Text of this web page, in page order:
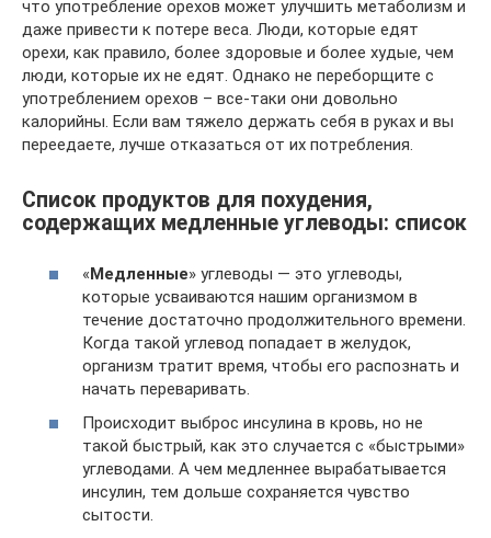
что употребление орехов может улучшить метаболизм и
даже привести к потере веса. Люди, которые едят
орехи, как правило, более здоровые и более худые, чем
люди, которые их не едят. Однако не переборщите с
употреблением орехов – все-таки они довольно
калорийны. Если вам тяжело держать себя в руках и вы
переедаете, лучше отказаться от их потребления.
Список продуктов для похудения,
содержащих медленные углеводы: список
«Медленные» углеводы — это углеводы,
которые усваиваются нашим организмом в
течение достаточно продолжительного времени.
Когда такой углевод попадает в желудок,
организм тратит время, чтобы его распознать и
начать переваривать.
Происходит выброс инсулина в кровь, но не
такой быстрый, как это случается с «быстрыми»
углеводами. А чем медленнее вырабатывается
инсулин, тем дольше сохраняется чувство
сытости.